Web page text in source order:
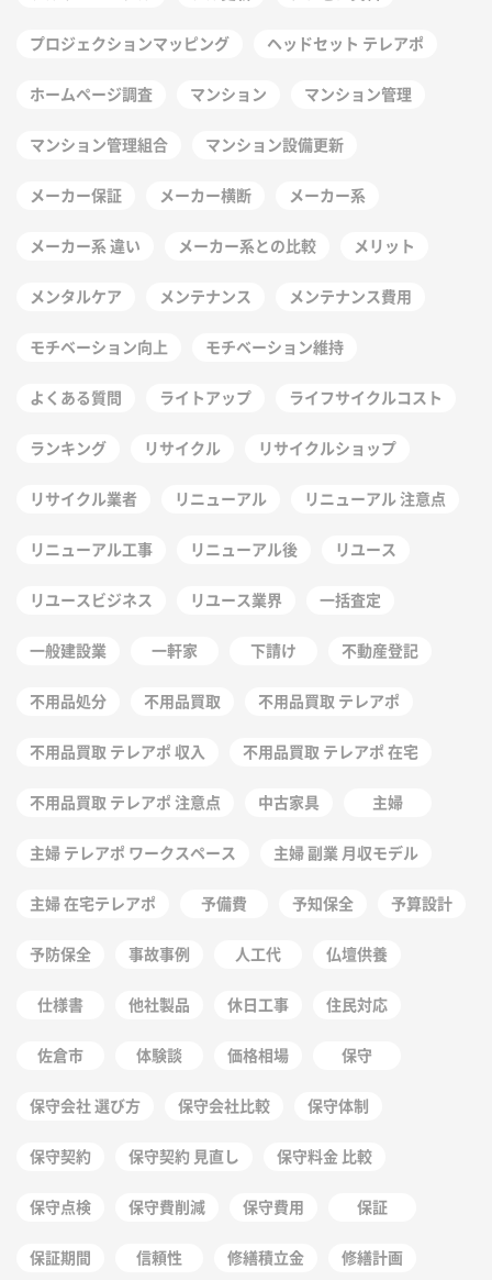
プロジェクションマッピング ヘッドセット テレアポ
ホームページ調査 マンション マンション管理
マンション管理組合 マンション設備更新
メーカー保証 メーカー横断 メーカー系
メーカー系 違い メーカー系との比較 メリット
メンタルケア メンテナンス メンテナンス費用
モチベーション向上 モチベーション維持
よくある質問 ライトアップ ライフサイクルコスト
ランキング リサイクル リサイクルショップ
リサイクル業者 リニューアル リニューアル 注意点
リニューアル工事 リニューアル後 リユース
リユースビジネス リユース業界 一括査定
一般建設業 一軒家 下請け 不動産登記
不用品処分 不用品買取 不用品買取 テレアポ
不用品買取 テレアポ 収入 不用品買取 テレアポ 在宅
不用品買取 テレアポ 注意点 中古家具 主婦
主婦 テレアポ ワークスペース 主婦 副業 月収モデル
主婦 在宅テレアポ 予備費 予知保全 予算設計
予防保全 事故事例 人工代 仏壇供養
仕様書 他社製品 休日工事 住民対応
佐倉市 体験談 価格相場 保守
保守会社 選び方 保守会社比較 保守体制
保守契約 保守契約 見直し 保守料金 比較
保守点検 保守費削減 保守費用 保証
保証期間 信頼性 修繕積立金 修繕計画